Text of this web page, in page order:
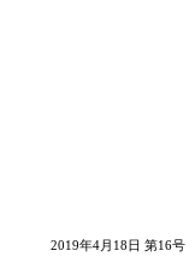
2019年4月18日 第16号